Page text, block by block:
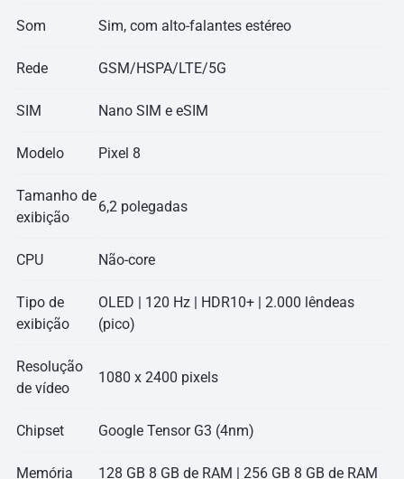
Som Sim, com alto-falantes estéreo
Rede GSM/HSPA/LTE/5G
SIM Nano SIM e eSIM
Modelo Pixel 8
Tamanho de
exibição
6,2 polegadas
CPU Não-core
Tipo de
exibição
OLED | 120 Hz | HDR10+ | 2.000 lêndeas
(pico)
Resolução
de vídeo
1080 x 2400 pixels
Chipset Google Tensor G3 (4nm)
Memória 128 GB 8 GB de RAM | 256 GB 8 GB de RAM